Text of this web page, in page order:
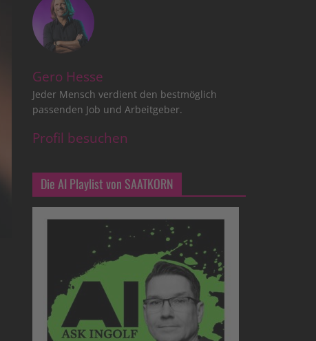
Gero Hesse
Jeder Mensch verdient den bestmöglich
passenden Job und Arbeitgeber.
Profil besuchen
Die AI Playlist von SAATKORN